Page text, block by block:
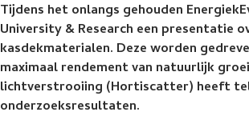
Tijdens het onlangs gehouden
University & Research een presentatie
kasdekmaterialen. Deze worden
maximaal rendement van natuurlijk
lichtverstrooiing (Hortiscatter) heeft
onderzoeksresultaten.